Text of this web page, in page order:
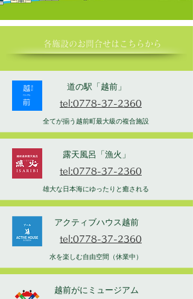
各施設の​お問合せはこちらから
道の駅「越前」
tel:0778-37-2360
全てが揃う越前町最大級の複合施設
露天風呂「漁火」
tel:0778-37-2360
雄大な日本海にゆったりと癒される
アクティブハウス越前
tel:0778-37-2360
水を楽しむ自由空間（休業中）
越前がにミュージアム